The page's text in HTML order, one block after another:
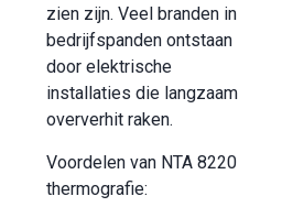
zien zijn. Veel branden in
bedrijfspanden ontstaan
door elektrische
installaties die langzaam
oververhit raken.
Voordelen van NTA 8220
thermografie: